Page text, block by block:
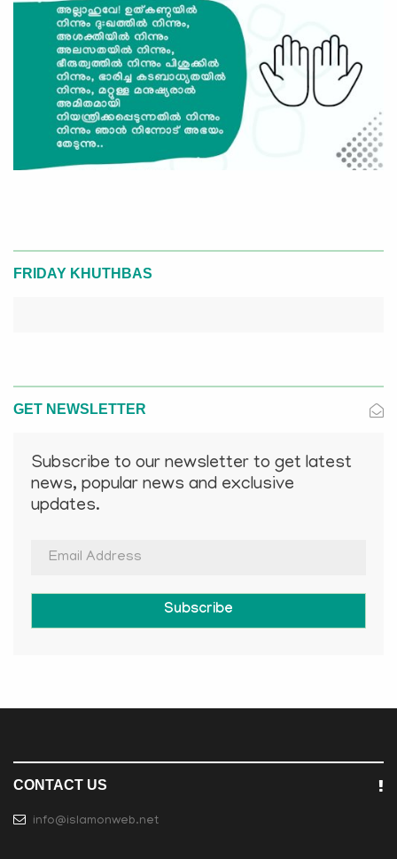
FRIDAY KHUTHBAS
GET NEWSLETTER
Subscribe to our newsletter to get latest
news, popular news and exclusive
updates.
Subscribe
CONTACT US
info@islamonweb.net